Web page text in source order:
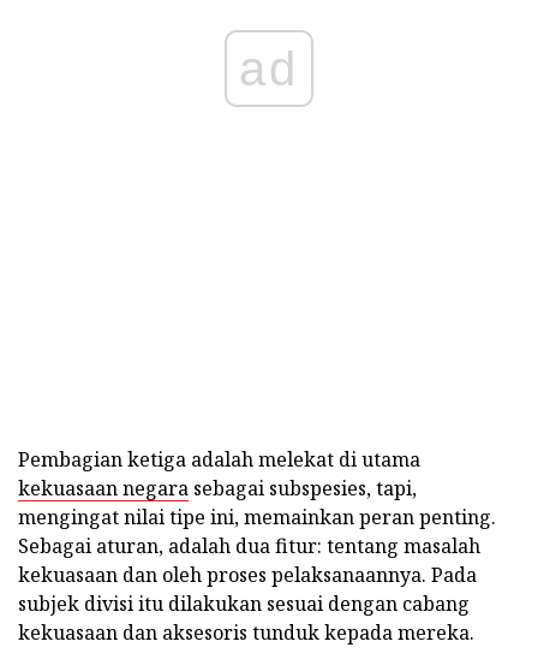
ad
Pembagian ketiga adalah melekat di utama
kekuasaan negara sebagai subspesies, tapi,
mengingat nilai tipe ini, memainkan peran penting.
Sebagai aturan, adalah dua fitur: tentang masalah
kekuasaan dan oleh proses pelaksanaannya. Pada
subjek divisi itu dilakukan sesuai dengan cabang
kekuasaan dan aksesoris tunduk kepada mereka.